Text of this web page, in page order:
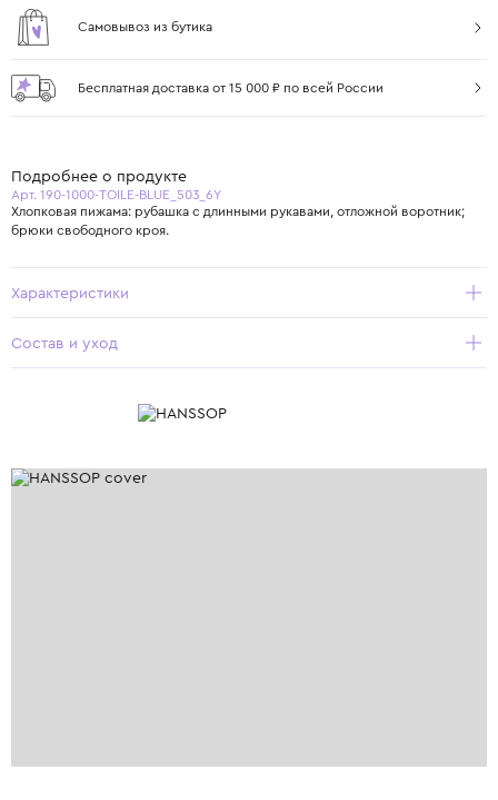
Самовывоз из бутика
Бесплатная доставка от 15 000 ₽ по всей России
Подробнее о продукте
Арт. 190-1000-TOILE-BLUE_503_6Y
Хлопковая пижама: рубашка с длинными рукавами, отложной воротник;
брюки свободного кроя.
Характеристики
Состав и уход